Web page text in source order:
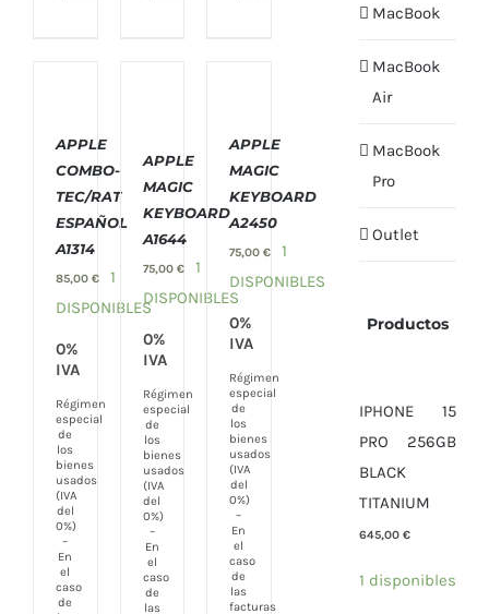
/
APPLE
COMBO-
TEC/RAT
ESPAÑOL
A1314
85,00 €
1
DISPONIBLES
0%
IVA
Régimen
especial
de
los
bienes
usados
(IVA
del
0%)
–
En
el
caso
de
/
DETALLES
APPLE
MAGIC
KEYBOARD
A1644
75,00 €
1
DISPONIBLES
0%
IVA
Régimen
especial
de
los
bienes
usados
(IVA
del
0%)
–
En
el
caso
de
las
/
APPLE
MAGIC
KEYBOARD
A2450
75,00€
1
DISPONIBLES
0%
IVA
Régimen
especial
de
los
bienes
usados
(IVA
del
0%)
–
En
el
caso
de
las
facturas
MacBook
MacBook
Air
MacBook
Pro
Outlet
Productos
IPHONE 15
PRO 256GB
BLACK
TITANIUM
645,00 €
1 disponibles